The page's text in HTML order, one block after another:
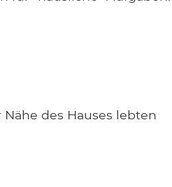
des Hauses lebten